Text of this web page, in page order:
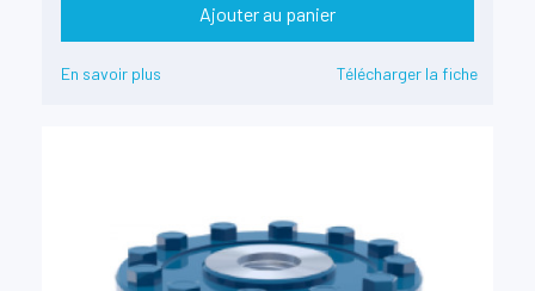
Ajouter au panier
En savoir plus Télécharger la fiche